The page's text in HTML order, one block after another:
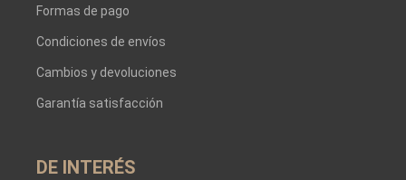
Formas de pago
Condiciones de envíos
Cambios y devoluciones
Garantía satisfacción
DE INTERÉS